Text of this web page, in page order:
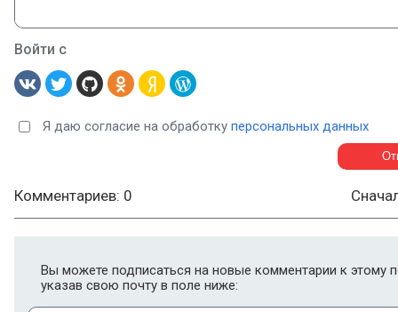
Войти с
Я даю согласие на обработку персональных данных
Комментариев: 0
Вы можете подписаться на новые комментарии к этому
указав свою почту в поле ниже: